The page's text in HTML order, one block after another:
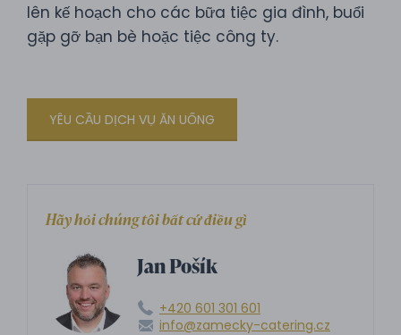
lên kế hoạch cho các bữa tiệc gia đình, buổi
gặp gỡ bạn bè hoặc tiệc công ty.
YÊU CẦU DỊCH VỤ ĂN UỐNG
Hãy hỏi chúng tôi bất cứ điều gì
Jan Pošík
+420 601 301 601
info@zamecky-catering.cz